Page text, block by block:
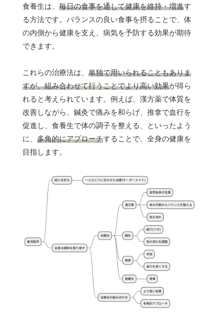
食養生は、 毎日の食事を通して健康を維持・増進す
る方法です。バランスの良い食事を摂ることで、体
の内側から健康を支え、病気を予防する効果が期待
できます。
これらの治療法は、 単独で用いられることもありま
すが、組み合わせて行うことでより高い効果が得ら
れると考えられています。例えば、漢方薬で体質を
改善しながら、鍼灸で痛みを和らげ、推拿で血行を
促進し、食養生で体の調子を整える、といったよう
に、 多角的にアプローチすることで、全身の健康を
目指します。